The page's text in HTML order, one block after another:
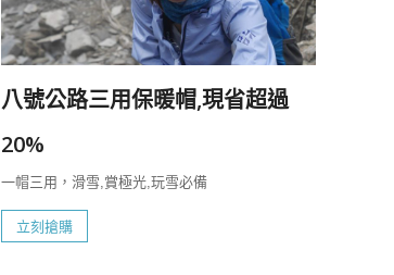
八號公路三用保暖帽,現省超過
20%
一帽三用，滑雪,賞極光,玩雪必備
立刻搶購